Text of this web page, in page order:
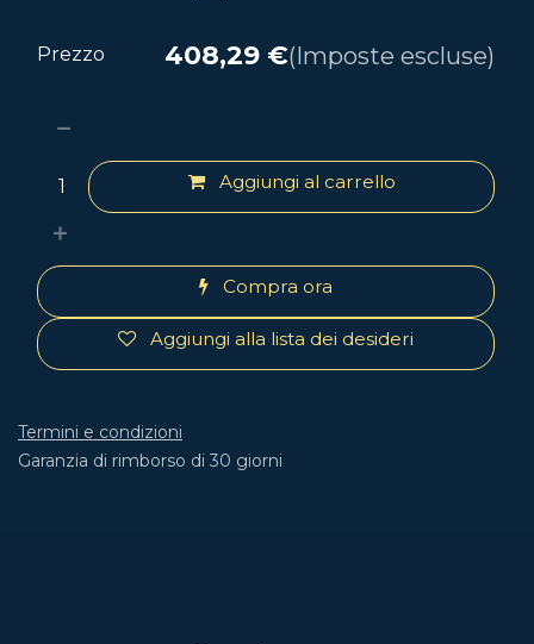
Aggiungi al carrello
Compra ora
Aggiungi alla lista dei desideri
Prezzo 408,29 €(Imposte escluse)
Termini e condizioni
Garanzia di rimborso di 30 giorni